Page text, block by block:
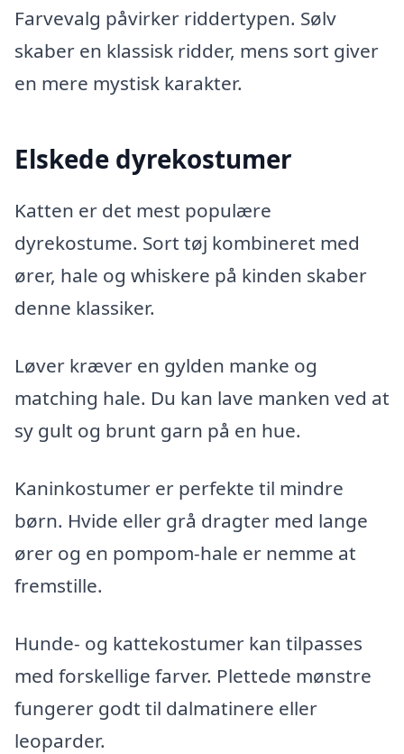
Farvevalg påvirker riddertypen. Sølv
skaber en klassisk ridder, mens sort giver
en mere mystisk karakter.
Elskede dyrekostumer
Katten er det mest populære
dyrekostume. Sort tøj kombineret med
ører, hale og whiskere på kinden skaber
denne klassiker.
Løver kræver en gylden manke og
matching hale. Du kan lave manken ved at
sy gult og brunt garn på en hue.
Kaninkostumer er perfekte til mindre
børn. Hvide eller grå dragter med lange
ører og en pompom-hale er nemme at
fremstille.
Hunde- og kattekostumer kan tilpasses
med forskellige farver. Plettede mønstre
fungerer godt til dalmatinere eller
leoparder.